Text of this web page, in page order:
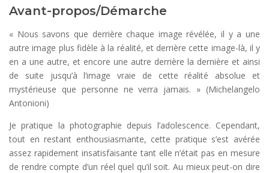
Avant-propos/Démarche
« Nous savons que derrière chaque image révélée, il y a une
autre image plus fidèle à la réalité, et derrière cette image-là, il y
en a une autre, et encore une autre derrière la dernière et ainsi
de suite jusqu’à l’image vraie de cette réalité absolue et
mystérieuse que personne ne verra jamais. » (Michelangelo
Antonioni)
Je pratique la photographie depuis l’adolescence. Cependant,
tout en restant enthousiasmante, cette pratique s’est avérée
assez rapidement insatisfaisante tant elle n’était pas en mesure
de rendre compte d’un réel quel qu’il soit. Au mieux peut-on dire